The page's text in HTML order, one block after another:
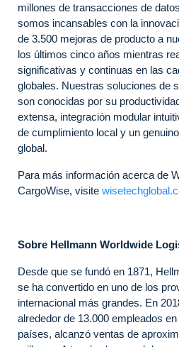
millones de transacciones de
somos incansables con la
de 3.500 mejoras de producto a
los últimos cinco años mientras
significativas y continuas en las
globales. Nuestras soluciones de
son conocidas por su
extensa, integración modular
de cumplimiento local y un
global.
Para más información acerca de
CargoWise, visite
Sobre Hellmann Worldwide
Desde que se fundó en 1871,
se ha convertido en uno de los
internacional más grandes. En
alrededor de 13.000 empleados
países, alcanzó ventas de